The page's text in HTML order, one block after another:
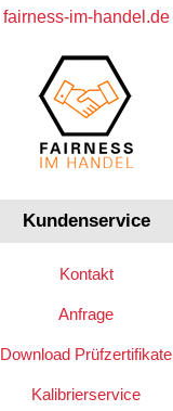
fairness-im-handel.de
Kundenservice
Kontakt
Anfrage
Download Prüfzertifikate
Kalibrierservice